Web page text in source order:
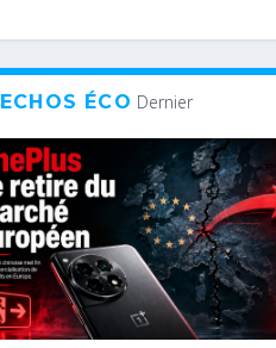
ECHOS ÉCO Dernier